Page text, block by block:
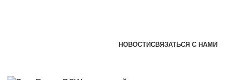
НОВОСТИСВЯЗАТЬСЯ С НАМИ